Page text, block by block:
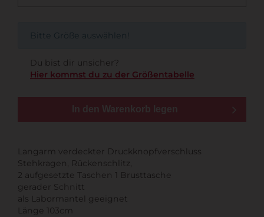
Bitte Größe auswählen!
Du bist dir unsicher?
Hier kommst du zu der Größentabelle
In den Warenkorb legen
Langarm verdeckter Druckknopfverschluss
Stehkragen, Rückenschlitz,
2 aufgesetzte Taschen 1 Brusttasche
gerader Schnitt
als Labormantel geeignet
Länge 103cm